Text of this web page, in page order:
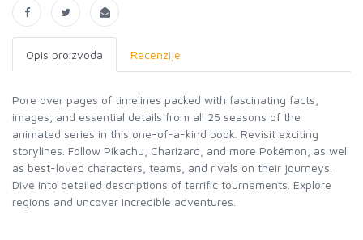
Opis proizvoda Recenzije
Pore over pages of timelines packed with fascinating facts,
images, and essential details from all 25 seasons of the
animated series in this one-of-a-kind book. Revisit exciting
storylines. Follow Pikachu, Charizard, and more Pokémon, as well
as best-loved characters, teams, and rivals on their journeys.
Dive into detailed descriptions of terrific tournaments. Explore
regions and uncover incredible adventures.